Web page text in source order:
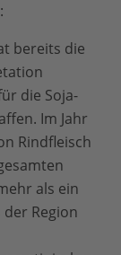
bereits die
die Soja-
Im Jahr
Rindfleisch
als ein
Region